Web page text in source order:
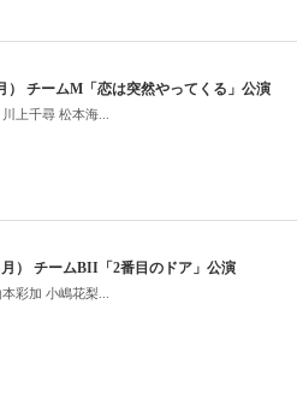
） チームM「恋は突然やってくる」公演
上千尋 松本海...
月） チームBII「2番目のドア」公演
彩加 小嶋花梨...